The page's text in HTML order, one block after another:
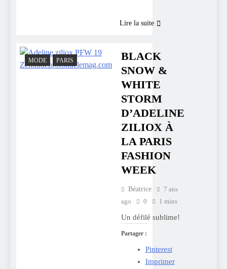
Lire la suite
MODE PARIS
BLACK
SNOW &
WHITE
STORM
D’ADELINE
ZILIOX À
LA PARIS
FASHION
WEEK
Béatrice
7 ans
ago
0 1 mins
Un défilé sublime!
Partager :
Pinterest
Imprimer